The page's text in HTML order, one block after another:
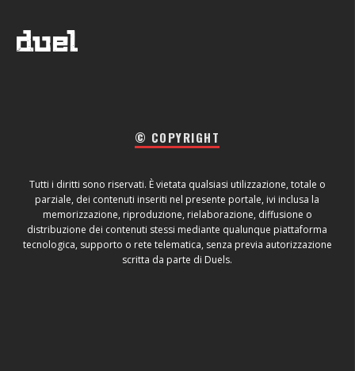
© COPYRIGHT
Tutti i diritti sono riservati. È vietata qualsiasi utilizzazione, totale o
parziale, dei contenuti inseriti nel presente portale, ivi inclusa la
memorizzazione, riproduzione, rielaborazione, diffusione o
distribuzione dei contenuti stessi mediante qualunque piattaforma
tecnologica, supporto o rete telematica, senza previa autorizzazione
scritta da parte di Duels.